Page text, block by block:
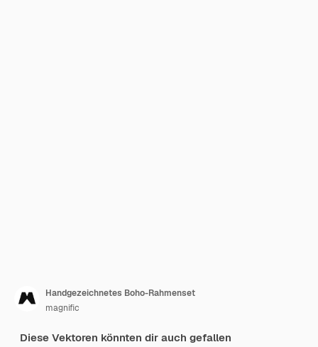
Handgezeichnetes Boho-Rahmenset
magnific
Diese Vektoren könnten dir auch gefallen